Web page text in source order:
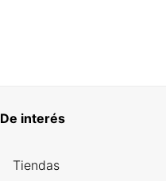
De interés
Tiendas